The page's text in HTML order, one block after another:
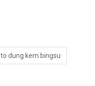
to dung kem bingsu